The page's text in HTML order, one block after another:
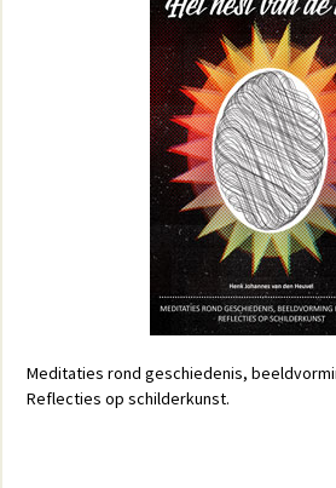
Meditaties rond geschiedenis,
Reflecties op schilderkunst.